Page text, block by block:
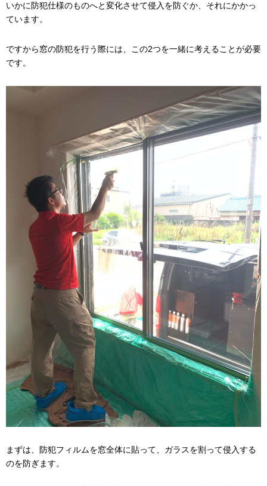
いかに防犯仕様のものへと変化させて侵入を防ぐか、それにかかっ
ています。
ですから窓の防犯を行う際には、この2つを一緒に考えることが必要
です。
まずは、防犯フィルムを窓全体に貼って、ガラスを割って侵入する
のを防ぎます。